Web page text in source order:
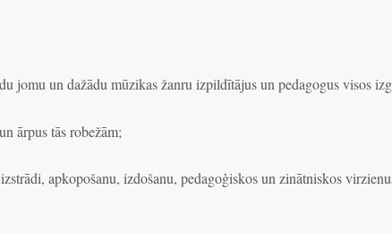
jomu un dažādu mūzikas žanru izpildītājus un pedagogus visos
ārpus tās robežām;
apkopošanu, izdošanu, pedagoģiskos un zinātniskos